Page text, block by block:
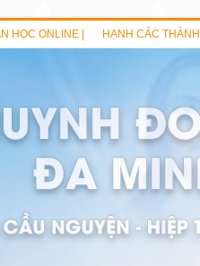
HỌC ONLINE | HẠNH CÁC THÁNH |